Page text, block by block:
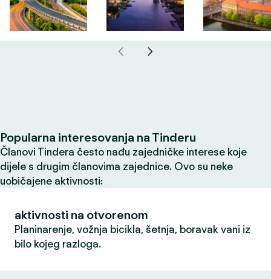
Popularna interesovanja na Tinderu
Članovi Tindera često nađu zajedničke interese koje
dijele s drugim članovima zajednice. Ovo su neke
uobičajene aktivnosti:
aktivnosti na otvorenom
Planinarenje, vožnja bicikla, šetnja, boravak vani iz
bilo kojeg razloga.